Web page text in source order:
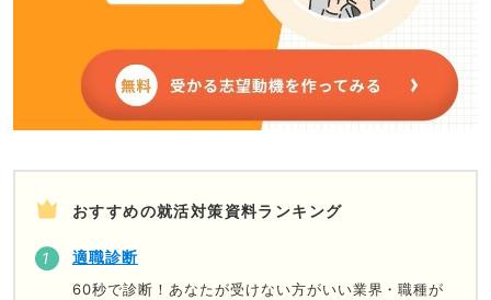
おすすめの就活対策資料ランキング
適職診断
60秒で診断！あなたが受けない方がいい業界・職種が